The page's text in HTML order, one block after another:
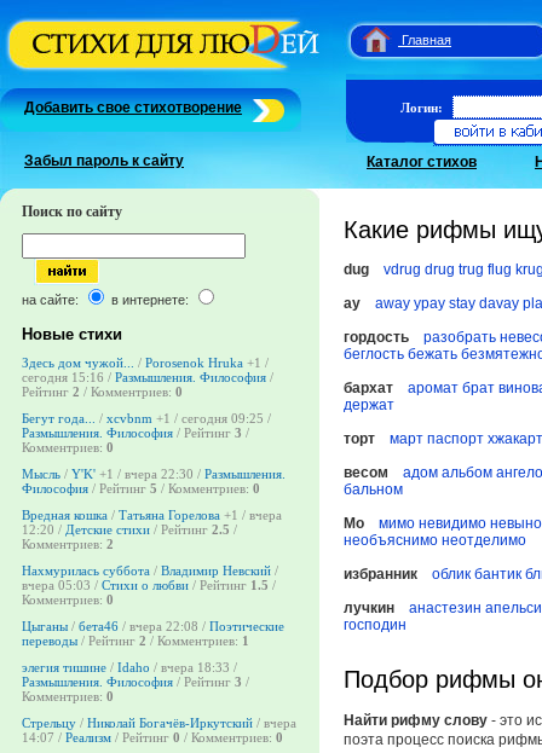
Главная
Добавить свое стихотворение
Забыл пароль к сайту
Логин:
Каталог стихов
Поиск по сайту
на сайте: в интернете:
Новые стихи
Здесь дом чужой... / Porosenok Hruka +1 /
сегодня 15:16 / Размышления. Философия /
Рейтинг 2 / Комментриев: 0
Бегут года...
/ xcvbnm +1 / сегодня 09:25 /
Размышления. Философия / Рейтинг 3 /
Комментриев: 0
Мысль / Y'K' +1 / вчера 22:30 / Размышления.
Философия / Рейтинг 5 / Комментриев: 0
Вредная кошка / Татьяна Горелова +1 / вчера
12:20 / Детские стихи / Рейтинг 2.5 /
Комментриев: 2
Нахмурилась суббота / Владимир Невский /
вчера 05:03 / Стихи о любви / Рейтинг 1.5 /
Комментриев: 0
Цыганы / бета46 / вчера 22:08 / Поэтические
переводы / Рейтинг 2 / Комментриев: 1
элегия тишине / Idaho / вчера 18:33 /
Размышления. Философия / Рейтинг 3 /
Комментриев: 0
Стрельцу / Николай Богачёв-Иркутский / вчера
14:07 / Реализм / Рейтинг 0 / Комментриев: 0
Какие рифмы
dug vdrug drug trug flug
ay
away ypay stay davay
гордость
разобрать
беглость бежать
бархат
аромат брат
держат
торт
март паспорт хжакарт
весом
адом альбом
бальном
Мо
мимо невидимо
необъяснимо неотделимо
избранник
облик бантик
лучкин
анастезин
господин
Подбор рифмы
Найти рифму слову - это
поэта процесс поиска